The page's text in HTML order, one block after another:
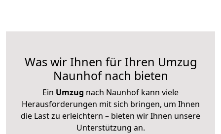
Was wir Ihnen für Ihren Umzug
Naunhof nach bieten
Ein Umzug nach Naunhof kann viele
Herausforderungen mit sich bringen, um Ihnen
die Last zu erleichtern – bieten wir Ihnen unsere
Unterstützung an.